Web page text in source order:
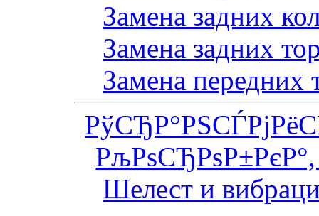
Замена задних
Замена задних
Замена передних
Шелест и